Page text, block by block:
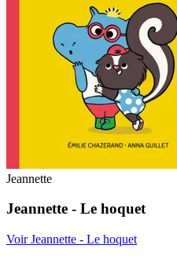
Jeannette
Jeannette - Le hoquet
Voir Jeannette - Le hoquet